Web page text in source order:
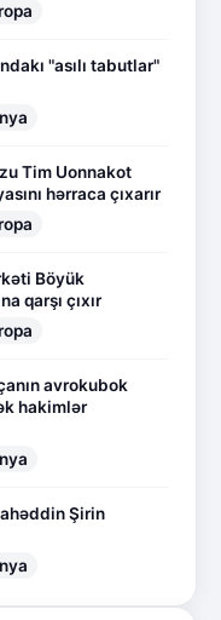
"asılı tabutlar"
Tim Uonnakot
hərraca çıxarır
Böyük
qarşı çıxır
avrokubok
hakimlər
Şirin